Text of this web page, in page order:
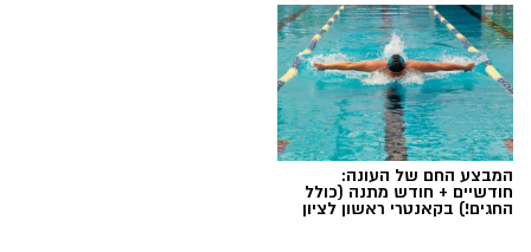
המבצע החם של העונה:
חודשיים + חודש מתנה (כולל
החגים!) בקאנטרי ראשון לציון